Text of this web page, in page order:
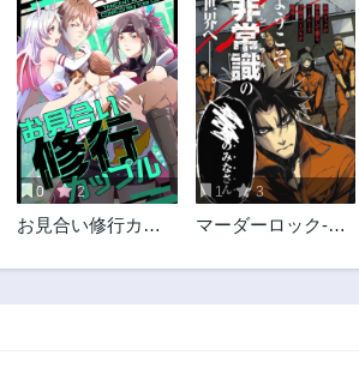
第16話
2年前
第16.1話
2年前
第15.2話
2年前
第14.1話
2年前
第12.1話
2年前
第12.2話
2年前
第10.2話
2年前
第9話
2年前
第5話 第4話
0 2
お見合い修行カッ
1 3
マーダーロック-殺